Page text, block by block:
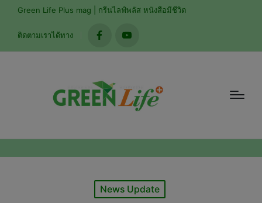
Green Life Plus mag | กรีนไลฟ์พลัส หนังสือมีชีวิต
ติดตามเราได้ทาง
facebookyoutube
Posted
News Update
modal-check